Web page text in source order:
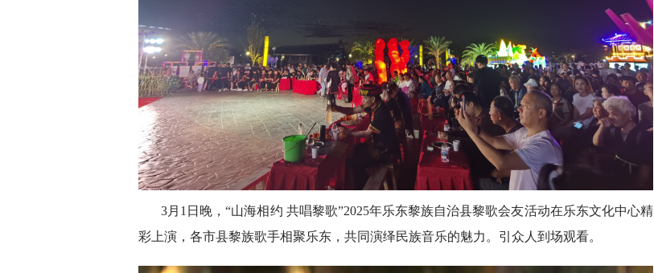
3月1日晚，“山海相约 共唱黎歌”2025年乐东黎族自治县黎歌会友活动在乐东文化中心精
彩上演，各市县黎族歌手相聚乐东，共同演绎民族音乐的魅力。引众人到场观看。